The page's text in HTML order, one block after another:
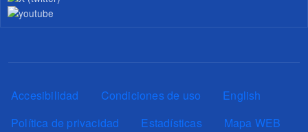
Pie de página
Accesibilidad Condiciones de uso
English
Política de privacidad
Estadísticas Mapa WEB